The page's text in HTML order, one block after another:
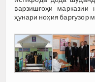
варзишгоҳи марказии
ҳунари ноҳия баргузор